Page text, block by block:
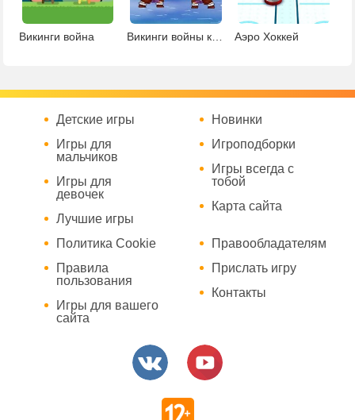
Викинги война Викинги войны кланов Аэро Хоккей
Детские игры
Игры для
мальчиков
Игры для
девочек
Лучшие игры
Новинки
Игроподборки
Игры всегда с
тобой
Карта сайта
Политика Cookie
Правила
пользования
Игры для вашего
сайта
Правообладателям
Прислать игру
Контакты